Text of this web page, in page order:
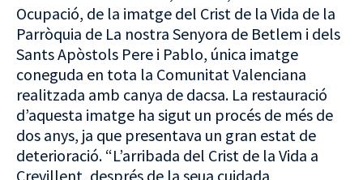
Ocupació, de la imatge del Crist de la Vida de la
Parròquia de La nostra Senyora de Betlem i dels
Sants Apòstols Pere i Pablo, única imatge
coneguda en tota la Comunitat Valenciana
realitzada amb canya de dacsa. La restauració
d’aquesta imatge ha sigut un procés de més de
dos anys, ja que presentava un gran estat de
deterioració. “L’arribada del Crist de la Vida a
Crevillent, després de la seua cuidada